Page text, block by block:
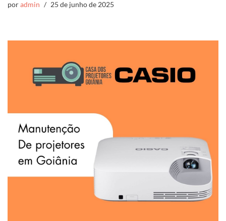
poradmin 25 de junho de 2025